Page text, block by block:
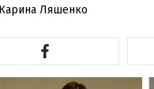
Карина Ляшенко